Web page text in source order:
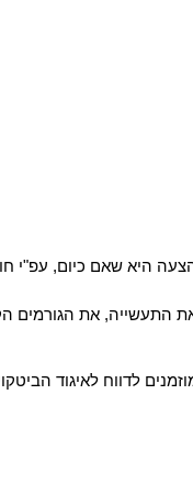
לדווח לאיגוד